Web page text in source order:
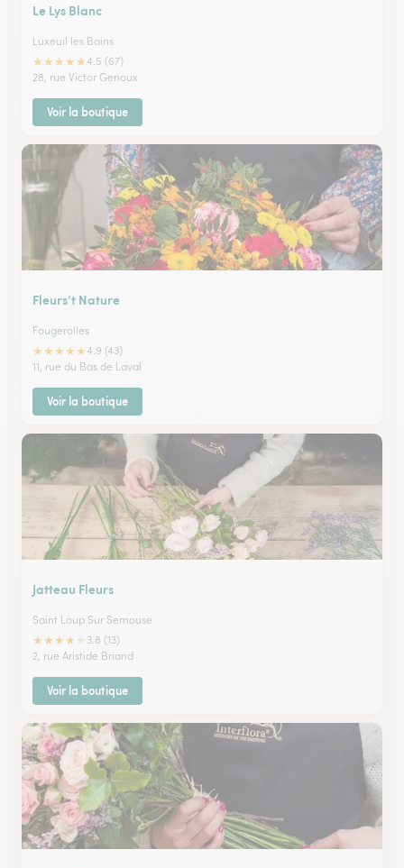
Le Lys Blanc
Luxeuil les Bains
★★★★★4.5 (67)
28, rue Victor Genoux
Voir la boutique
Fleurs’t Nature
Fougerolles
★★★★★4.9 (43)
11, rue du Bas de Laval
Voir la boutique
Jatteau Fleurs
Saint Loup Sur Semouse
★★★★
3.8 (13)
2, rue Aristide Briand
Voir la boutique